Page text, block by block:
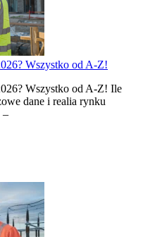
Wszystko od A-Z!
Wszystko od A-Z! Ile
dane i realia rynku
–